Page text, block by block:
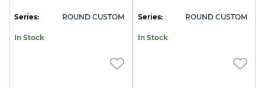
Series: ROUND CUSTOM
In Stock
Series: ROUND CUSTOM
In Stock